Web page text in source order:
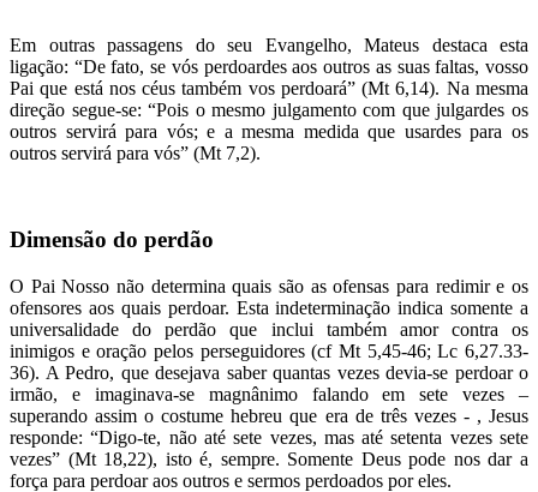
Em outras passagens do seu Evangelho, Mateus destaca esta
ligação: “De fato, se vós perdoardes aos outros as suas faltas, vosso
Pai que está nos céus também vos perdoará” (Mt 6,14). Na mesma
direção segue-se: “Pois o mesmo julgamento com que julgardes os
outros servirá para vós; e a mesma medida que usardes para os
outros servirá para vós” (Mt 7,2).
Dimensão do perdão
O Pai Nosso não determina quais são as ofensas para redimir e os
ofensores aos quais perdoar. Esta indeterminação indica somente a
universalidade do perdão que inclui também amor contra os
inimigos e oração pelos perseguidores (cf Mt 5,45-46; Lc 6,27.33-
36). A Pedro, que desejava saber quantas vezes devia-se perdoar o
irmão, e imaginava-se magnânimo falando em sete vezes –
superando assim o costume hebreu que era de três vezes - , Jesus
responde: “Digo-te, não até sete vezes, mas até setenta vezes sete
vezes” (Mt 18,22), isto é, sempre. Somente Deus pode nos dar a
força para perdoar aos outros e sermos perdoados por eles.